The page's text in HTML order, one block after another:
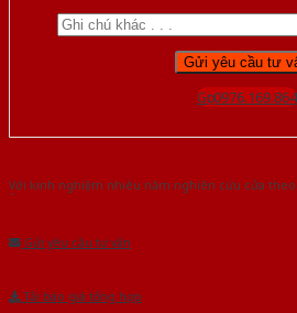
Gọi 0976.169.864
Với kinh nghiệm nhiêu năm nghiên cứu cửa
Gửi yêu cầu tư vấn
Tải báo giá tổng hợp